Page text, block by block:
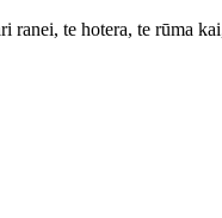
te hotera, te rūma